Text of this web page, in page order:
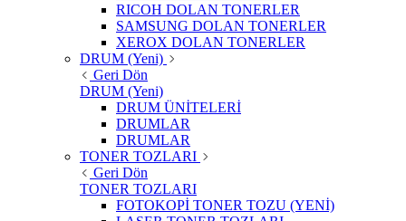
RICOH DOLAN TONERLER
SAMSUNG DOLAN TONERLER
XEROX DOLAN TONERLER
DRUM (Yeni)
Geri Dön
DRUM (Yeni)
DRUM ÜNİTELERİ
DRUMLAR
DRUMLAR
TONER TOZLARI
Geri Dön
TONER TOZLARI
FOTOKOPİ TONER TOZU (YENİ)